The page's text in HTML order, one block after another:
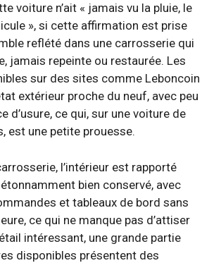
voiture n’ait « jamais vu la pluie, le
», si cette affirmation est prise
reflété dans une carrosserie qui
jamais repeinte ou restaurée. Les
sur des sites comme Leboncoin
extérieur proche du neuf, avec peu
d’usure, ce qui, sur une voiture de
est une petite prouesse.
l’intérieur est rapporté
bien conservé, avec
et tableaux de bord sans
ce qui ne manque pas d’attiser
intéressant, une grande partie
disponibles présentent des